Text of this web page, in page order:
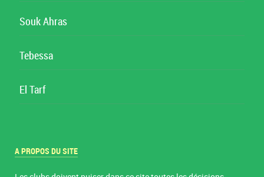
Souk Ahras
Tebessa
El Tarf
A PROPOS DU SITE